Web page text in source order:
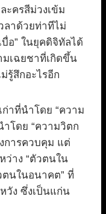
ะครสีม่วงเข้ม
ลาด้วยท่าทีไม่
อ” ในยุคดิจิทัลได้
เฉยชาที่เกิดขึ้น
รู้สึกอะไรอีก
าที่นำโดย “ความ
โดย “ความวิตก
การควบคุม แต่
ว่าง “ตัวตนใน
ตนในอนาคต” ที่
วัง ซึ่งเป็นแก่น